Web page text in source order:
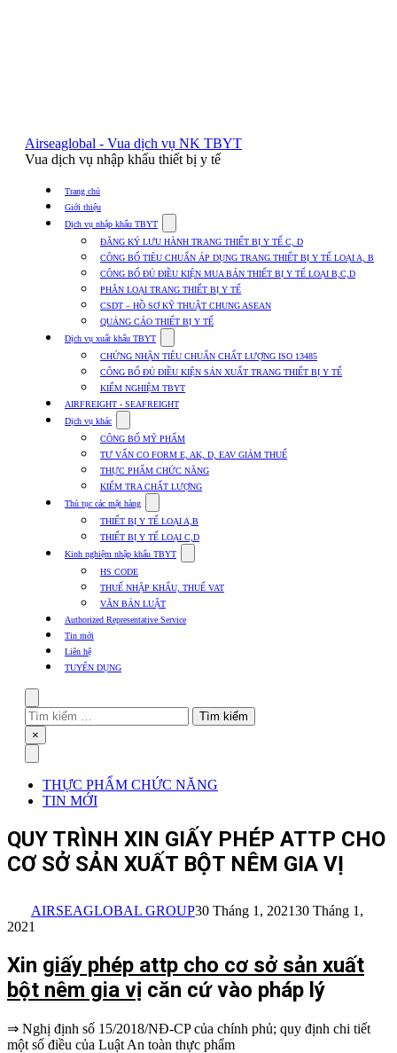
Airseaglobal - Vua dịch vụ NK TBYT
Vua dịch vụ nhập khẩu thiết bị y tế
Trang chủ
Giới thiệu
Dịch vụ nhập khẩu TBYT
submenu
for
Dịch
vụ
nhập
khẩu
TBYT
ĐĂNG KÝ LƯU HÀNH TRANG THIẾT BỊ Y TẾ C, D
CÔNG BỐ TIÊU CHUẨN ÁP DỤNG TRANG THIẾT BỊ Y TẾ LOẠI A, B
CÔNG BỐ ĐỦ ĐIỀU KIỆN MUA BÁN THIẾT BỊ Y TẾ LOẠI B,C,D
PHÂN LOẠI TRANG THIẾT BỊ Y TẾ
CSDT – HỒ SƠ KỸ THUẬT CHUNG ASEAN
QUẢNG CÁO THIẾT BỊ Y TẾ
Dịch vụ xuất khẩu TBYT
submenu
for
Dịch
vụ
xuất
TBYT
CHỨNG NHẬN TIÊU CHUẨN CHẤT LƯỢNG ISO 13485
CÔNG BỐ ĐỦ ĐIỀU KIỆN SẢN XUẤT TRANG THIẾT BỊ Y TẾ
KIỂM NGHIỆM TBYT
AIRFREIGHT - SEAFREIGHT
Dịch vụ khác
submenu
for
Dịch
vụ
khác
CÔNG BỐ MỸ PHẨM
TƯ VẤN CO FORM E, AK, D, EAV GIẢM THUẾ
THỰC PHẨM CHỨC NĂNG
KIỂM TRA CHẤT LƯỢNG
Thủ tục các mặt hàng
submenu
for
Thủ
tục
mặt
hàng
THIẾT BỊ Y TẾ LOẠI A,B
THIẾT BỊ Y TẾ LOẠI C,D
Kinh nghiệm nhập khẩu TBYT
submenu
Kinh
HS CODE
THUẾ NHẬP KHẨU, THUẾ VAT
VĂN BẢN LUẬT
Authorized Representative Service
Tin mới
Liên hệ
TUYỂN DỤNG
Tìm
kiếm
cho:
Close
×
THỰC PHẨM CHỨC NĂNG
TIN MỚI
QUY TRÌNH XIN GIẤY PHÉP ATTP CHO
CƠ SỞ SẢN XUẤT BỘT NÊM GIA VỊ
AIRSEAGLOBAL GROUP30 Tháng 1, 202130 Tháng 1,
2021
Xin giấy phép attp cho cơ sở sản xuất
bột nêm gia vị căn cứ vào pháp lý
⇒ Nghị định số 15/2018/NĐ-CP của chính phủ; quy định chi tiết
một số điều của Luật An toàn thực phẩm